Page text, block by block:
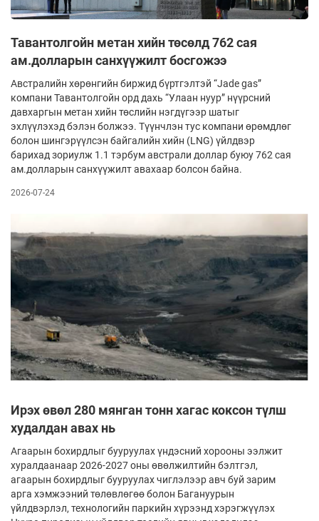
Тавантолгойн метан хийн төсөлд 762 сая
ам.долларын санхүүжилт босгожээ
Австралийн хөрөнгийн биржид бүртгэлтэй “Jade gas”
компани Тавантолгойн орд дахь “Улаан нуур” нүүрсний
давхаргын метан хийн төслийн нэгдүгээр шатыг
эхлүүлэхэд бэлэн болжээ. Түүнчлэн тус компани өрөмдлөг
болон шингэрүүлсэн байгалийн хийн (LNG) үйлдвэр
барихад зориулж 1.1 тэрбум австрали доллар буюу 762 сая
ам.долларын санхүүжилт авахаар болсон байна.
2026-07-24
Ирэх өвөл 280 мянган тонн хагас коксон түлш
худалдан авах нь
Агаарын бохирдлыг бууруулах үндэсний хорооны ээлжит
хуралдаанаар 2026-2027 оны өвөлжилтийн бэлтгэл,
агаарын бохирдлыг бууруулах чиглэлээр авч буй зарим
арга хэмжээний төлөвлөгөө болон Багануурын
үйлдвэрлэл, технологийн паркийн хүрээнд хэрэгжүүлэх